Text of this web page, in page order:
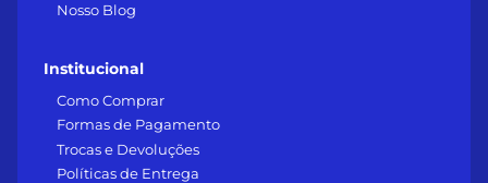
Nosso Blog
Institucional
Como Comprar
Formas de Pagamento
Trocas e Devoluções
Políticas de Entrega